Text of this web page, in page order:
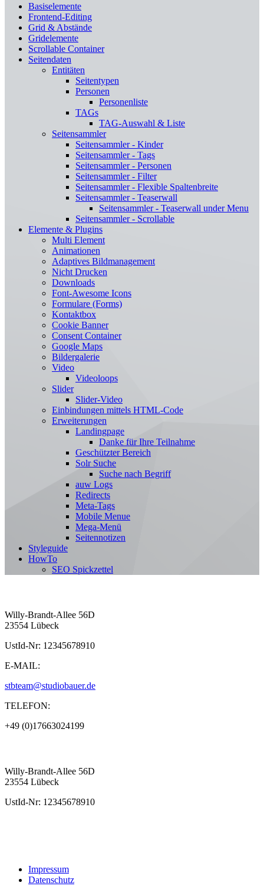
Basiselemente
Frontend-Editing
Grid & Abstände
Gridelemente
Scrollable Container
Seitendaten
Entitäten
Seitentypen
Personen
Personenliste
TAGs
TAG-Auswahl & Liste
Seitensammler
Seitensammler - Kinder
Seitensammler - Tags
Seitensammler - Personen
Seitensammler - Filter
Seitensammler - Flexible Spaltenbreite
Seitensammler - Teaserwall
Seitensammler - Teaserwall under Menu
Seitensammler - Scrollable
Elemente & Plugins
Multi Element
Animationen
Adaptives Bildmanagement
Nicht Drucken
Downloads
Font-Awesome Icons
Formulare (Forms)
Kontaktbox
Cookie Banner
Consent Container
Google Maps
Bildergalerie
Video
Videoloops
Slider
Slider-Video
Einbindungen mittels HTML-Code
Erweiterungen
Landingpage
Danke für Ihre Teilnahme
Geschützter Bereich
Solr Suche
Suche nach Begriff
auw Logs
Redirects
Meta-Tags
Mobile Menue
Mega-Menü
Seitennotizen
Styleguide
HowTo
SEO Spickzettel
Willy-Brandt-Allee 56D
23554 Lübeck
UstId-Nr: 12345678910
E-MAIL:
stbteam@studiobauer.de
TELEFON:
+49 (0)17663024199
Willy-Brandt-Allee 56D
23554 Lübeck
UstId-Nr: 12345678910
Impressum
Datenschutz